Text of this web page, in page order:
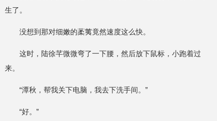
生了。
没想到那对细嫩的葇荑竟然速度这么快。
这时，陆徐芊微微弯了一下腰，然后放下鼠标，小跑着过
来。
“潭秋，帮我关下电脑，我去下洗手间。”
“好。”